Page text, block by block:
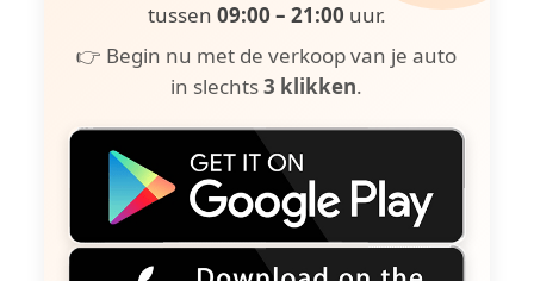
tussen 09:00 – 21:00 uur.
👉 Begin nu met de verkoop van je auto
in slechts3 klikken.